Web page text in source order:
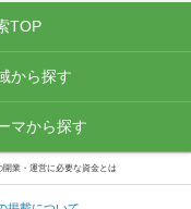
TOP
から探す
マから探す
業・運営に必要な資金とは